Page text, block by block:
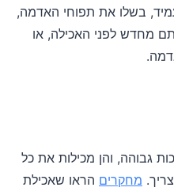
בשלו את תפוחי האדמה,
מחדש לפני האכילה, או
גבוהה, והן מכילות את כל
מחקרים הראו שאכילת